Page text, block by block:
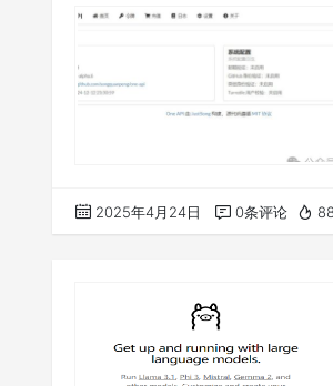
2025年4月24日 0条评论